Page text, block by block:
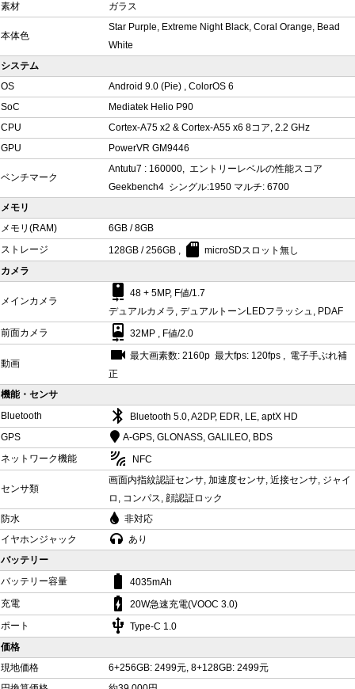
素材
ガラス
本体色
Star Purple, Extreme Night Black, Coral Orange, Bead
White
システム
OS
Android 9.0 (Pie) , ColorOS 6
SoC
Mediatek Helio P90
CPU
Cortex-A75 x2 & Cortex-A55 x6 8コア, 2.2 GHz
GPU
PowerVR GM9446
ベンチマーク
Antutu7 : 160000, エントリーレベルの性能スコア
Geekbench4 シングル:1950 マルチ: 6700
メモリ
メモリ(RAM)
6GB / 8GB
ストレージ
128GB / 256GB , sd_card microSDスロット無し
カメラ
メインカメラ camera_rear 48 + 5MP, F値/1.7
デュアルカメラ, デュアルトーンLEDフラッシュ, PDAF
前面カメラ
camera_front 32MP , F値/2.0
動画 videocam 最大画素数: 2160p 最大fps: 120fps , 電子手ぶれ補
正
機能・センサ
Bluetooth
bluetooth
Bluetooth 5.0, A2DP, EDR, LE, aptX HD
GPS
A-GPS, GLONASS, GALILEO, BDS
ネットワーク機能
leak_add NFC
センサ類
画面内指紋認証センサ, 加速度センサ, 近接センサ, ジャイ
ロ, コンパス, 顔認証ロック
防水
非対応
イヤホンジャック
あり
バッテリー
バッテリー容量
battery_std
4035mAh
充電
battery_charging_full
20W急速充電(VOOC 3.0)
ポート
usb Type-C 1.0
価格
現地価格
6+256GB: 2499元, 8+128GB: 2499元